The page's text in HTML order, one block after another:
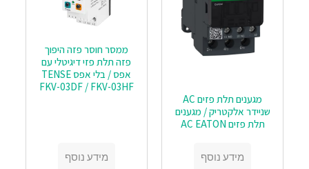
מגענים תלת פזים AC
שניידר אלקטריק / מגענים
תלת פזים AC EATON
מידע נוסף
ממסר חוסר פזה היפוך
פזה תלת פזי דיגיטלי עם
אפס / בלי אפס TENSE
FKV-03DF / FKV-03HF
מידע נוסף